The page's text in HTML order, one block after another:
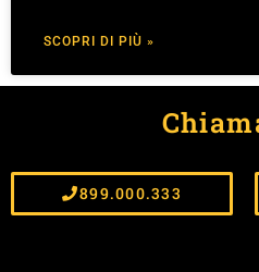
SCOPRI DI PIÙ »
899.000.333